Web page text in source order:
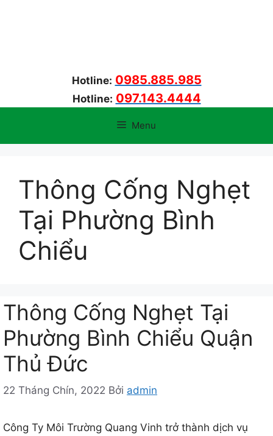
Hotline: 0985.885.985
Hotline: 097.143.4444
Menu
Thông Cống Nghẹt
Tại Phường Bình
Chiểu
Thông Cống Nghẹt Tại
Phường Bình Chiểu Quận
Thủ Đức
22 Tháng Chín, 2022 Bởi admin
Công Ty Môi Trường Quang Vinh trở thành dịch vụ